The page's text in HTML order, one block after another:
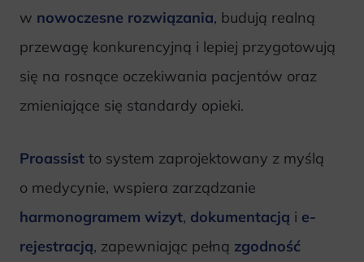
w nowoczesne rozwiązania, budują realną
przewagę konkurencyjną i lepiej przygotowują
się na rosnące oczekiwania pacjentów oraz
zmieniające się standardy opieki.
Proassist to system zaprojektowany z myślą
o medycynie, wspiera zarządzanie
harmonogramem wizyt, dokumentacją i e-
rejestracją, zapewniając pełną zgodność